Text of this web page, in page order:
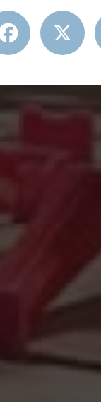
Facebook